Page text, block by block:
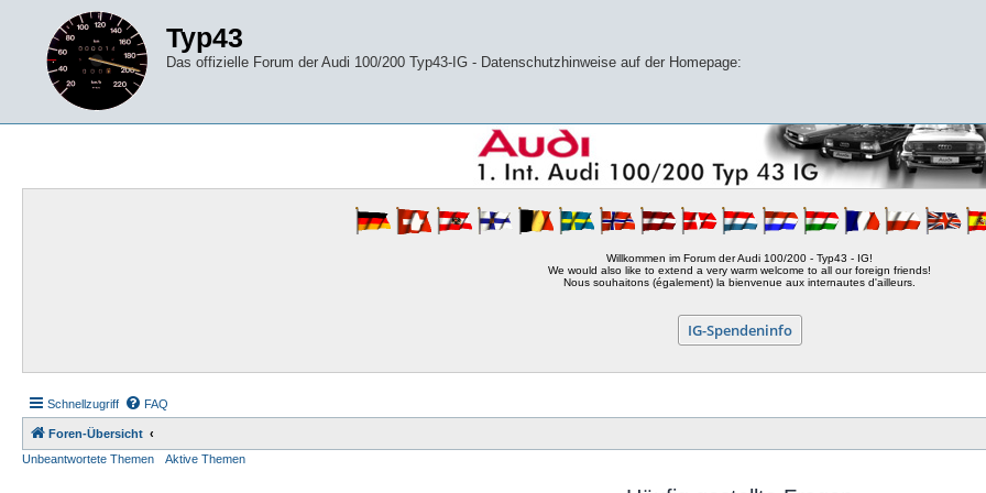
Typ43
Das offizielle Forum der Audi 100/200 Typ43-IG - Datenschutzhinweise auf der Homepage:
Willkommen im Forum der Audi 100/200 - Typ43 - IG!
We would also like to extend a very warm welcome to all our foreign friends!
Nous souhaitons (également) la bienvenue aux internautes d'ailleurs.
IG-Spendeninfo
Schnellzugriff FAQ
Foren-Übersicht
Unbeantwortete Themen
Aktive Themen